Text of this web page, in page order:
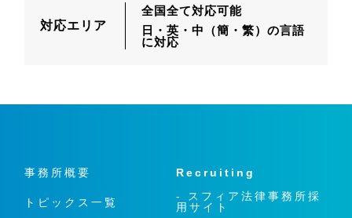
対応エリア
全国全て対応可能
日・英・中（簡・繁）の言語
に対応
事務所概要
トピックス一覧
Recruiting
- スフィア法律事務所採
用サイト